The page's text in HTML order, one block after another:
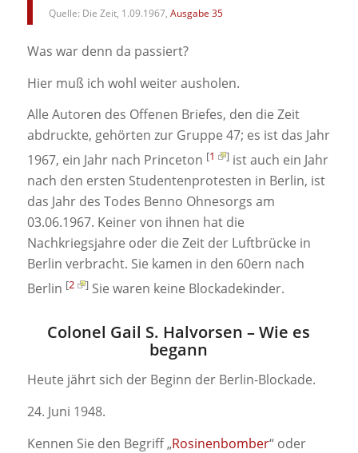
Quelle: Die Zeit, 1.09.1967, Ausgabe 35
Was war denn da passiert?
Hier muß ich wohl weiter ausholen.
Alle Autoren des Offenen Briefes, den die Zeit
abdruckte, gehörten zur Gruppe 47; es ist das Jahr
1967, ein Jahr nach Princeton [1 ]ist auch ein Jahr
nach den ersten Studentenprotesten in Berlin, ist
das Jahr des Todes Benno Ohnesorgs am
03.06.1967. Keiner von ihnen hat die
Nachkriegsjahre oder die Zeit der Luftbrücke in
Berlin verbracht. Sie kamen in den 60ern nach
Berlin [2 ]Sie waren keine Blockadekinder.
Colonel Gail S. Halvorsen – Wie es
begann
Heute jährt sich der Beginn der Berlin-Blockade.
24. Juni 1948.
Kennen Sie den Begriff „Rosinenbomber“ oder